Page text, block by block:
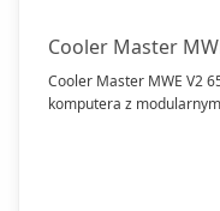
Cooler Master
Cooler Master MWE V2
komputera z